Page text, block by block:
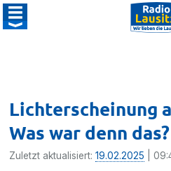
Lichterscheinung
Was war denn das?
Zuletzt aktualisiert:19.02.2025 |